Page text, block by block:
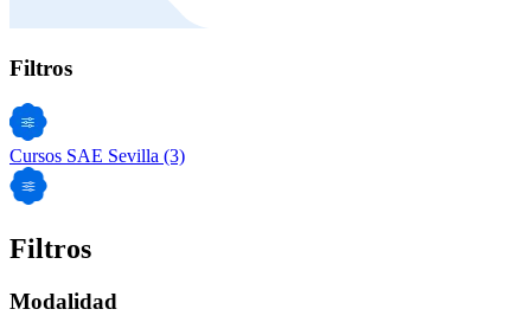
Filtros
Cursos SAE Sevilla (3)
Filtros
Modalidad